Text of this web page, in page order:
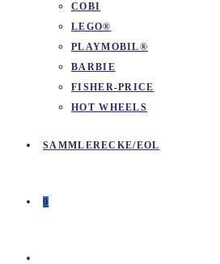
COBI
LEGO®
PLAYMOBIL®
BARBIE
FISHER-PRICE
HOT WHEELS
SAMMLERECKE/EOL
0